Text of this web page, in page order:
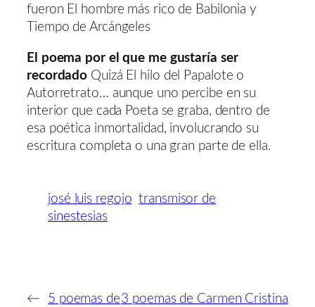
fueron El hombre más rico de Babilonia y
Tiempo de Arcángeles
El poema por el que me gustaría ser
recordado Quizá El hilo del Papalote o
Autorretrato… aunque uno percibe en su
interior que cada Poeta se graba, dentro de
esa poética inmortalidad, involucrando su
escritura completa o una gran parte de ella.
josé luis regojo transmisor de
sinestesias
←
5 poemas de3 poemas de Carmen Cristina